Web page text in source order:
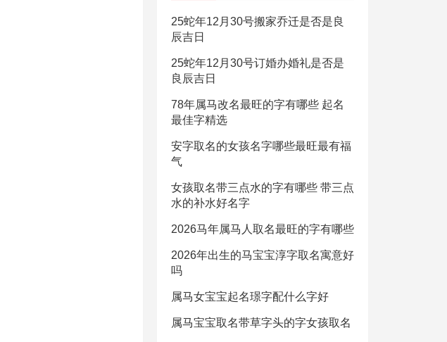
25蛇年12月30号搬家乔迁是否是良
辰吉日
25蛇年12月30号订婚办婚礼是否是
良辰吉日
78年属马改名最旺的字有哪些 起名
最佳字精选
安字取名的女孩名字哪些最旺最有福
气
女孩取名带三点水的字有哪些 带三点
水的补水好名字
2026马年属马人取名最旺的字有哪些
2026年出生的马宝宝淳字取名寓意好
吗
属马女宝宝起名璟字配什么字好
属马宝宝取名带草字头的字女孩取名